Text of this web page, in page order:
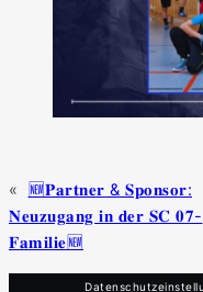
«
🆕𝐏𝐚𝐫𝐭𝐧𝐞𝐫 & 𝐒𝐩𝐨𝐧𝐬𝐨𝐫:
𝐍𝐞𝐮𝐳𝐮𝐠𝐚𝐧𝐠 𝐢𝐧 𝐝𝐞𝐫 𝐒𝐂 𝟎𝟕-
𝐅𝐚𝐦𝐢𝐥𝐢𝐞🆕